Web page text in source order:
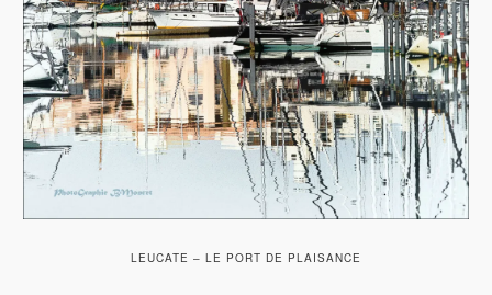
LEUCATE – LE PORT DE PLAISANCE